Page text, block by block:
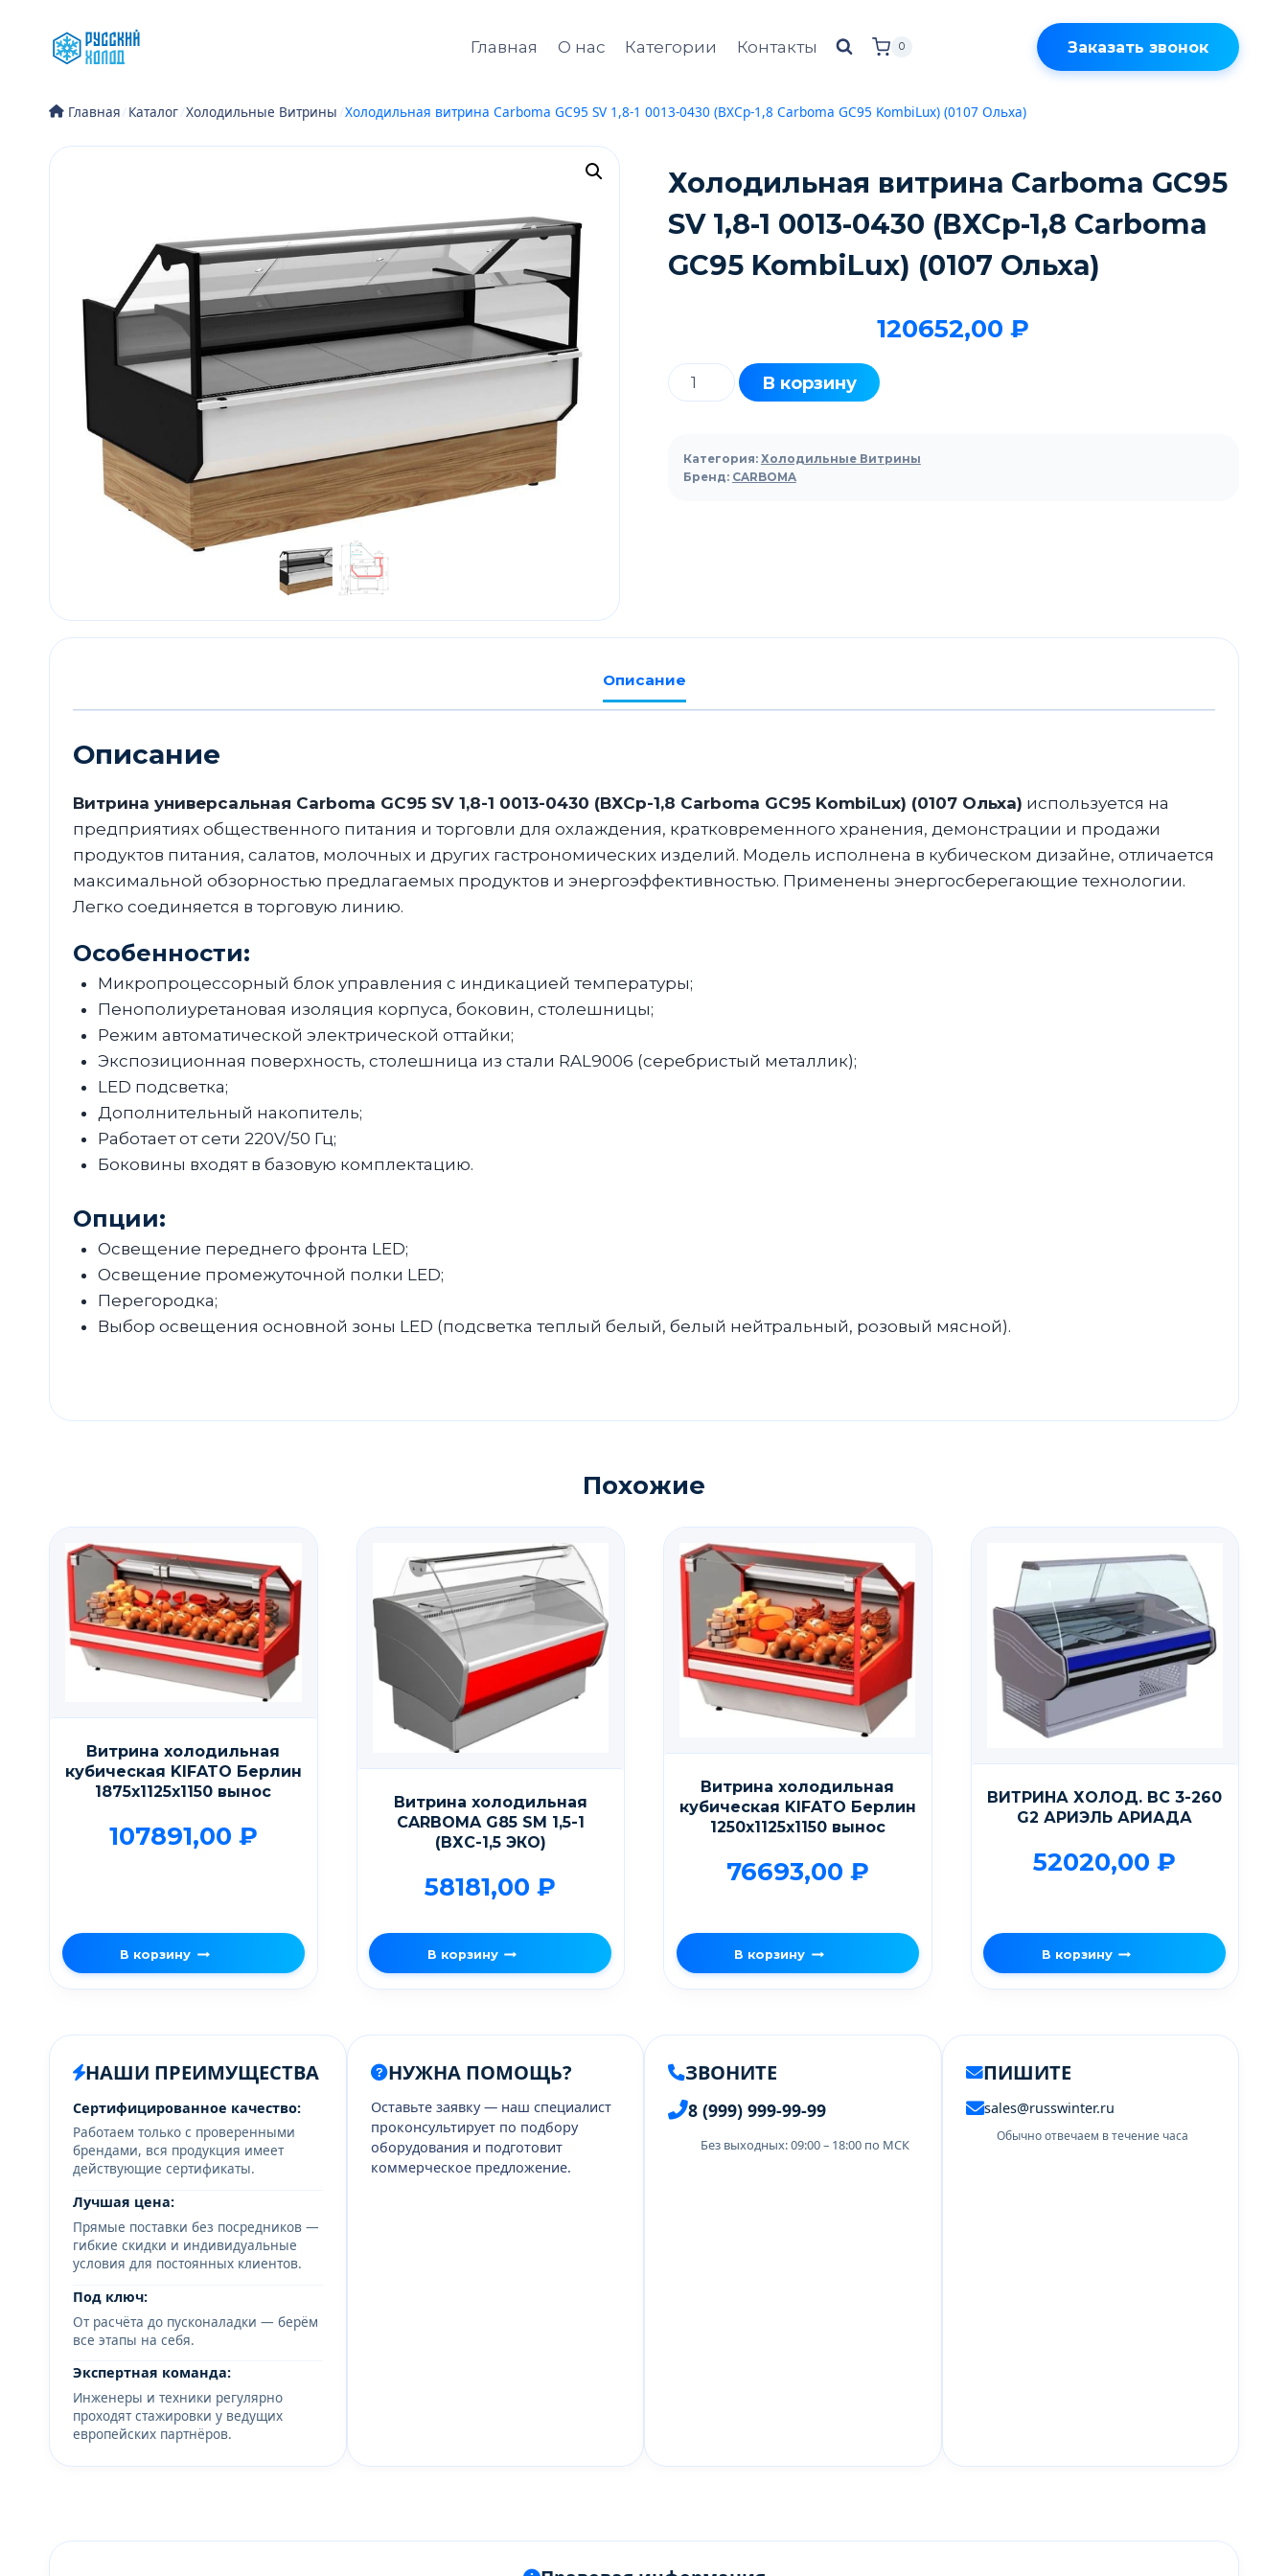
содержимому
Главная О нас Категории Контакты 0 Заказать звонок
Главная/Каталог/Холодильные Витрины /Холодильная витрина Carboma GC95 SV 1,8-1 0013-0430 (ВХСр-1,8 Carboma GC95 KombiLux) (0107 Ольха)
Холодильная витрина Carboma GC95
SV 1,8-1 0013-0430 (ВХСр-1,8 Carboma
GC95 KombiLux) (0107 Ольха)
120652,00₽
Количество
товара
витрина
Carboma
0430
Carboma
GC95
В корзину
Категория: Холодильные Витрины
Бренд: CARBOMA
Описание
Описание
Витрина универсальная Carboma GC95 SV 1,8-1 0013-0430 (ВХСр-1,8 Carboma GC95 KombiLux) (0107 Ольха) используется на
предприятиях общественного питания и торговли для охлаждения, кратковременного хранения, демонстрации и продажи
продуктов питания, салатов, молочных и других гастрономических изделий. Модель исполнена в кубическом дизайне, отличается
максимальной обзорностью предлагаемых продуктов и энергоэффективностью. Применены энергосберегающие технологии.
Легко соединяется в торговую линию.
Особенности:
Микропроцессорный блок управления с индикацией температуры;
Пенополиуретановая изоляция корпуса, боковин, столешницы;
Режим автоматической электрической оттайки;
Экспозиционная поверхность, столешница из стали RAL9006 (серебристый металлик);
LED подсветка;
Дополнительный накопитель;
Работает от сети 220V/50 Гц;
Боковины входят в базовую комплектацию.
Опции:
Освещение переднего фронта LED;
Освещение промежуточной полки LED;
Перегородка;
Выбор освещения основной зоны LED (подсветка теплый белый, белый нейтральный, розовый мясной).
Похожие
Витрина холодильная
кубическая KIFATO Берлин
1875х1125х1150 вынос
107891,00 ₽
В корзину
Витрина холодильная
CARBOMA G85 SM 1,5-1
(ВХС-1,5 ЭКО)
58181,00₽
В корзину
Витрина холодильная
кубическая KIFATO Берлин
1250х1125х1150 вынос
76693,00 ₽
В корзину
ВИТРИНА ХОЛОД. BC 3-260
G2 АРИЭЛЬ АРИАДА
52020,00₽
В корзину
НАШИ ПРЕИМУЩЕСТВА
Сертифицированное качество:
Работаем только с проверенными
брендами, вся продукция имеет
действующие сертификаты.
Лучшая цена:
Прямые поставки без посредников —
гибкие скидки и индивидуальные
условия для постоянных клиентов.
Под ключ:
От расчёта до пусконаладки — берём
все этапы на себя.
Экспертная команда:
Инженеры и техники регулярно
проходят стажировки у ведущих
европейских партнёров.
НУЖНА ПОМОЩЬ?
Оставьте заявку — наш специалист
проконсультирует по подбору
оборудования и подготовит
коммерческое предложение.
ЗВОНИТЕ
8 (999) 999-99-99
Без выходных: 09:00 – 18:00 по МСК
ПИШИТЕ
sales@russwinter.ru
Обычно отвечаем в течение часа